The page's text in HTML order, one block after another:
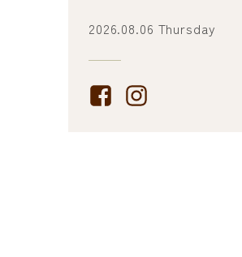
2026.08.06 Thursday